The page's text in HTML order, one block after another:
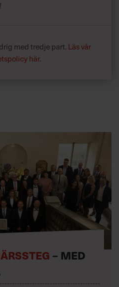
med tredje part. Läs vår
här.
– MED